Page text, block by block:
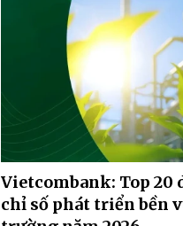
Vietcombank: Top 20
chỉ số phát triển bền